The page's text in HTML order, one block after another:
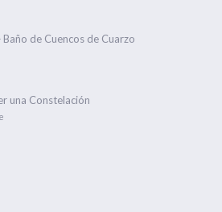
Baño de Cuencos de Cuarzo
una Constelación